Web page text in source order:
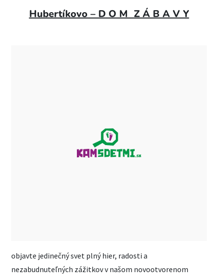
Hubertíkovo – D O M Z Á B A V Y
objavte jedinečný svet plný hier, radosti a
nezabudnuteľných zážitkov v našom novootvorenom